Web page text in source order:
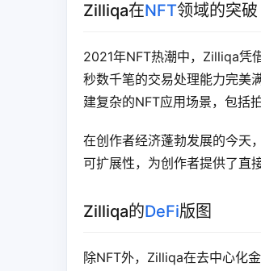
Zilliqa在NFT领域的突破
2021年NFT热潮中，Zilliqa凭
秒数千笔的交易处理能力完美
建复杂的NFT应用场景，包括
在创作者经济蓬勃发展的今天
可扩展性，为创作者提供了直
Zilliqa的DeFi版图
除NFT外，Zilliqa在去中心化